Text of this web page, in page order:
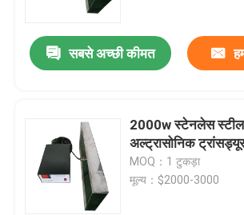
सबसे अच्छी कीमत
2000w स्टेनलेस स्टील
अल्ट्रासोनिक
MOQ：1 टुकड़ा
मूल्य：$2000-3000